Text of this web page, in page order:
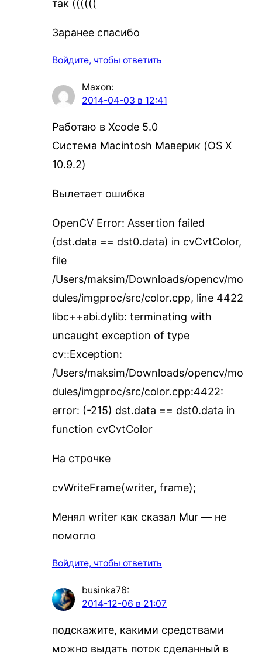
так ((((((
Заранее спасибо
Войдите, чтобы ответить
Maxon:
2014-04-03 в 12:41
Работаю в Xcode 5.0
Система Macintosh Маверик (OS X
10.9.2)
Вылетает ошибка
OpenCV Error: Assertion failed
(dst.data == dst0.data) in cvCvtColor,
file
/Users/maksim/Downloads/opencv/mo
dules/imgproc/src/color.cpp, line 4422
libc++abi.dylib: terminating with
uncaught exception of type
cv::Exception:
/Users/maksim/Downloads/opencv/mo
dules/imgproc/src/color.cpp:4422:
error: (-215) dst.data == dst0.data in
function cvCvtColor
На строчке
cvWriteFrame(writer, frame);
Менял writer как сказал Mur — не
помогло
Войдите, чтобы ответить
businka76:
2014-12-06 в 21:07
подскажите, какими средствами
можно выдать поток сделанный в